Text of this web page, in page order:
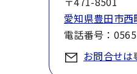
愛知県豊田市
電話番号：
お問合せは